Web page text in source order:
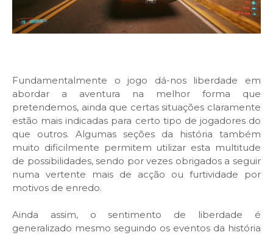
Fundamentalmente o jogo dá-nos liberdade em
abordar a aventura na melhor forma que
pretendemos, ainda que certas situações claramente
estão mais indicadas para certo tipo de jogadores do
que outros. Algumas seções da história também
muito dificilmente permitem utilizar esta multitude
de possibilidades, sendo por vezes obrigados a seguir
numa vertente mais de acção ou furtividade por
motivos de enredo.
Ainda assim, o sentimento de liberdade é
generalizado mesmo seguindo os eventos da história